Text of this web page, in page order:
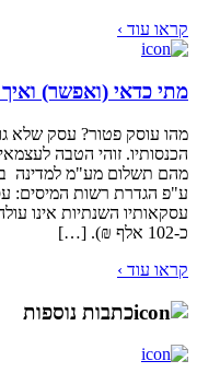
קראו עוד ›
מתי כדאי (ואפשר)
מהו עוסק פטור? עסק שלא
הכנסותיו. זוהי הטבה
מהם תשלום מע"מ למדינה
ע"פ הגדרת רשות המיסים:
כ-102 אלף ₪). […]
קראו עוד ›
כתבות נוספות